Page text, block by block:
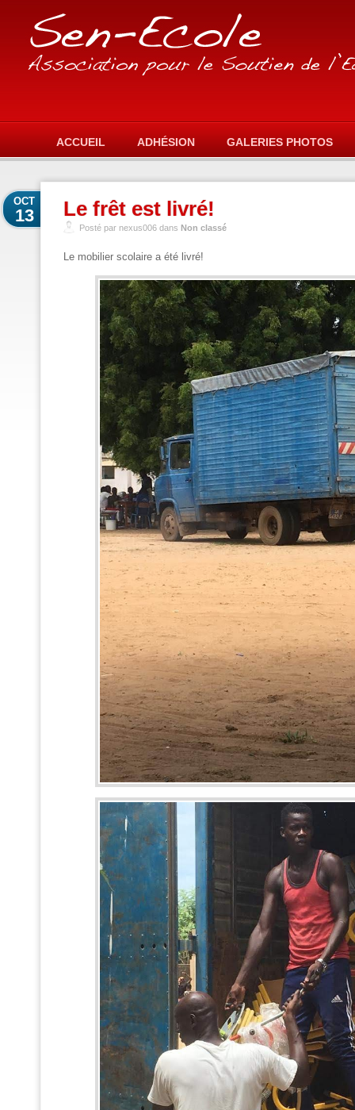
ACCUEIL ADHÉSION GALERIES PHOTOS
Le frêt est livré!
OCT
13
Posté par nexus006 dans Non classé
Le mobilier scolaire a été livré!